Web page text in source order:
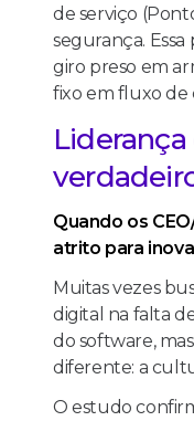
de serviço
segurança.
giro preso em
fixo em fluxo de
Quando os
atrito para
Muitas vezes
digital na falta
do software,
diferente: a
O estudo